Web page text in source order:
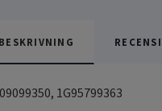
1G95799363